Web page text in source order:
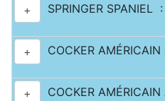
+ SPRINGER SPANIEL
+ COCKER
+ COCKER